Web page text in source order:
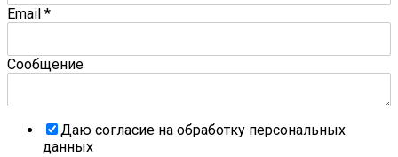
Email *
Сообщение
Даю согласие на обработку персональных
данных